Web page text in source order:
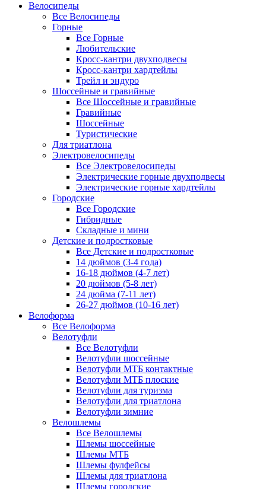
Велосипеды
Все Велосипеды
Горные
Все Горные
Любительские
Кросс-кантри двухподвесы
Кросс-кантри хардтейлы
Трейл и эндуро
Шоссейные и гравийные
Все Шоссейные и гравийные
Гравийные
Шоссейные
Туристические
Для триатлона
Электровелосипеды
Все Электровелосипеды
Электрические горные двухподвесы
Электрические горные хардтейлы
Городские
Все Городские
Гибридные
Складные и мини
Детские и подростковые
Все Детские и подростковые
14 дюймов (3-4 года)
16-18 дюймов (4-7 лет)
20 дюймов (5-8 лет)
24 дюйма (7-11 лет)
26-27 дюймов (10-16 лет)
Велоформа
Все Велоформа
Велотуфли
Все Велотуфли
Велотуфли шоссейные
Велотуфли МТБ контактные
Велотуфли МТБ плоские
Велотуфли для туризма
Велотуфли для триатлона
Велотуфли зимние
Велошлемы
Все Велошлемы
Шлемы шоссейные
Шлемы МТБ
Шлемы фулфейсы
Шлемы для триатлона
Шлемы городские